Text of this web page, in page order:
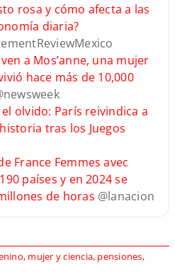
rosa y cómo afecta a las
diaria?
a Mos’anne, una mujer
hace más de 10,000
olvido: París reivindica a
tras los Juegos
France Femmes avec
países y en 2024 se
de horas @lanacion
, mujer y ciencia, pensiones,